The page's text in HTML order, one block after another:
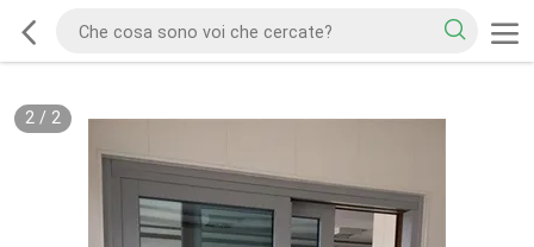
2/ 2